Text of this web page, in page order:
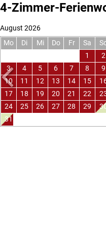
4-Zimmer-
August 2026
Mo
Di Mi Do Fr Sa
1
2
3
4 5 6 7 8
9
10
11 12 13 14 15
17
18 19 20 21 22
24
25 26 27 28 29
31